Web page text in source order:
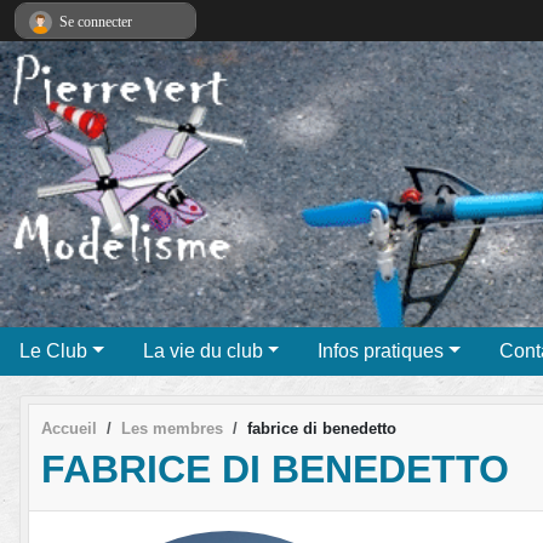
Le Club La vie du club Infos pratiques
Accueil Les membres fabrice di benedetto
FABRICE DI BENEDETTO
Se connecter
Panneau de gestion des cookies